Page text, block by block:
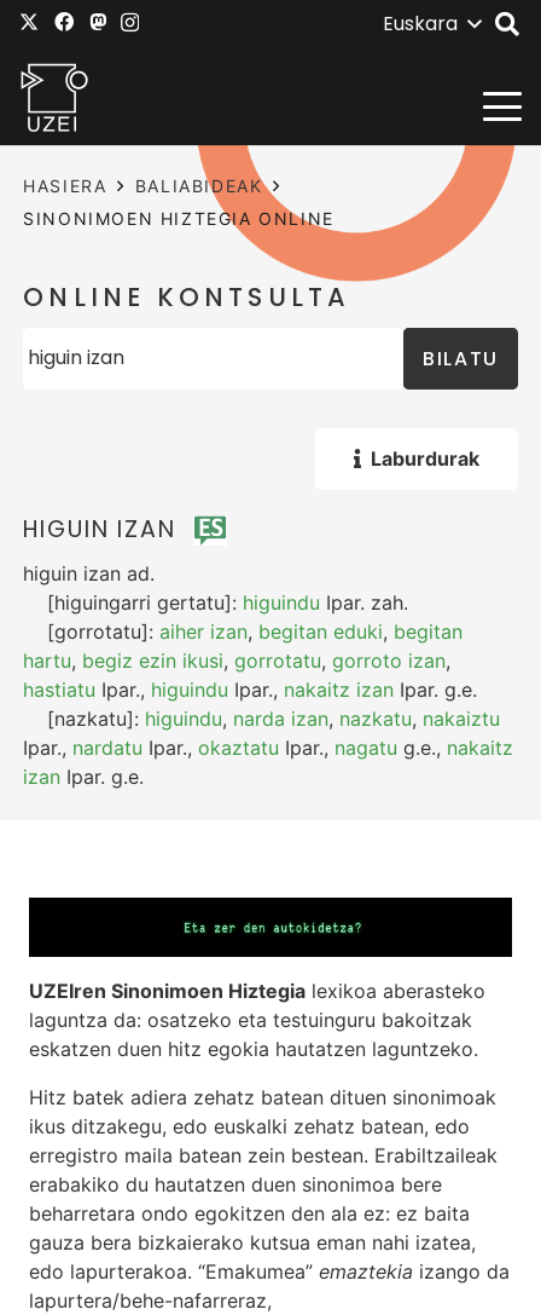
Euskara
HASIERA
BALIABIDEAK
SINONIMOEN HIZTEGIA ONLINE
ONLINE KONTSULTA
BILATU
Laburdurak
HIGUIN IZAN
higuin izan ad.
[higuingarri gertatu]: higuindu Ipar. zah.
[gorrotatu]:aiher izan, begitan eduki, begitan
hartu, begiz ezin ikusi,gorrotatu,gorroto izan,
hastiatu Ipar., higuindu Ipar., nakaitz izan Ipar. g.e.
[nazkatu]: higuindu, narda izan, nazkatu, nakaiztu
Ipar., nardatu Ipar.,okaztatu Ipar., nagatu g.e., nakaitz
izan Ipar. g.e.
UZEIren Sinonimoen Hiztegia lexikoa aberasteko
laguntza da: osatzeko eta testuinguru bakoitzak
eskatzen duen hitz egokia hautatzen laguntzeko.
Hitz batek adiera zehatz batean dituen sinonimoak
ikus ditzakegu, edo euskalki zehatz batean, edo
erregistro maila batean zein bestean. Erabiltzaileak
erabakiko du hautatzen duen sinonimoa bere
beharretara ondo egokitzen den ala ez: ez baita
gauza bera bizkaierako kutsua eman nahi izatea,
edo lapurterakoa. “Emakumea” emaztekia izango da
lapurtera/behe-nafarreraz,